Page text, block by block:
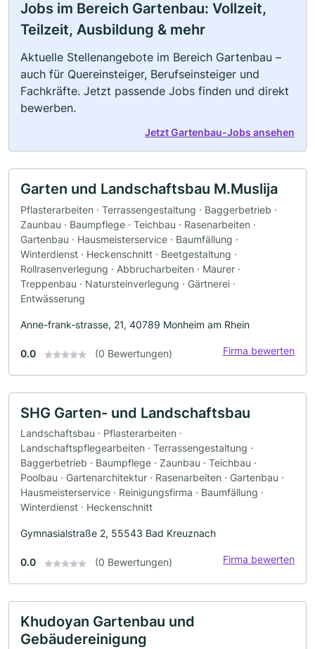
Jobs im Bereich Gartenbau: Vollzeit,
Teilzeit, Ausbildung & mehr
Aktuelle Stellenangebote im Bereich Gartenbau –
auch für Quereinsteiger, Berufseinsteiger und
Fachkräfte. Jetzt passende Jobs finden und direkt
bewerben.
Jetzt Gartenbau-Jobs ansehen
Garten und Landschaftsbau M.Muslija
Pflasterarbeiten · Terrassengestaltung · Baggerbetrieb ·
Zaunbau · Baumpflege · Teichbau · Rasenarbeiten ·
Gartenbau · Hausmeisterservice · Baumfällung ·
Winterdienst · Heckenschnitt · Beetgestaltung ·
Rollrasenverlegung · Abbrucharbeiten · Maurer ·
Treppenbau · Natursteinverlegung · Gärtnerei ·
Entwässerung
Anne-frank-strasse, 21, 40789 Monheim am Rhein
0.0 (0 Bewertungen) Firma bewerten
SHG Garten- und Landschaftsbau
Landschaftsbau · Pflasterarbeiten ·
Landschaftspflegearbeiten · Terrassengestaltung ·
Baggerbetrieb · Baumpflege · Zaunbau · Teichbau ·
Poolbau · Gartenarchitektur · Rasenarbeiten · Gartenbau ·
Hausmeisterservice · Reinigungsfirma · Baumfällung ·
Winterdienst · Heckenschnitt
Gymnasialstraße 2, 55543 Bad Kreuznach
0.0 (0 Bewertungen) Firma bewerten
Khudoyan Gartenbau und
Gebäudereinigung